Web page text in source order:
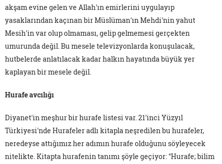
akşam evine gelen ve Allah'ın emirlerini uygulayıp
yasaklarından kaçınan bir Müslüman'ın Mehdi'nin yahut
Mesih'in var olup olmaması, gelip gelmemesi gerçekten
umurunda değil. Bu mesele televizyonlarda konuşulacak,
hutbelerde anlatılacak kadar halkın hayatında büyük yer
kaplayan bir mesele değil.
Hurafe avcılığı
Diyanet'in meşhur bir hurafe listesi var. 21'inci Yüzyıl
Türkiyesi'nde Hurafeler adlı kitapla neşredilen bu hurafeler,
neredeyse attığımız her adımın hurafe olduğunu söyleyecek
nitelikte. Kitapta hurafenin tanımı şöyle geçiyor: "Hurafe; bilim